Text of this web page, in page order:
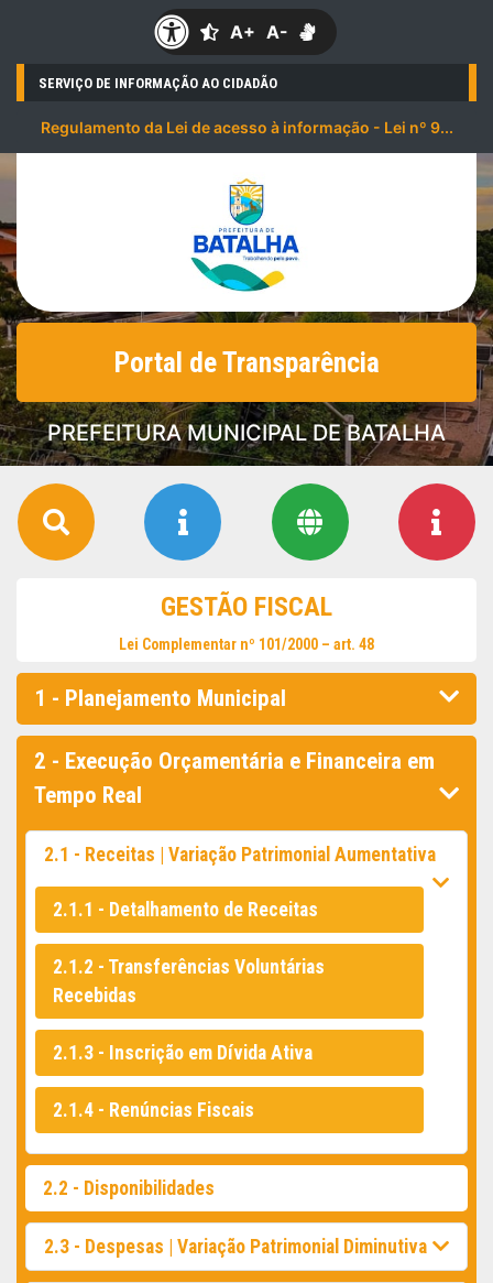
A+ A-
SERVIÇO DE INFORMAÇÃO AO CIDADÃO
Regulamento da Lei de acesso à informação - Lei nº 9...
Portal de Transparência
PREFEITURA MUNICIPAL DE BATALHA
GESTÃO FISCAL
Lei Complementar nº 101/2000 – art. 48
1 - Planejamento Municipal
2 - Execução Orçamentária e Financeira em
Tempo Real
2.1 - Receitas | Variação Patrimonial Aumentativa
2.1.1 - Detalhamento de Receitas
2.1.2 - Transferências Voluntárias
Recebidas
2.1.3 - Inscrição em Dívida Ativa
2.1.4 - Renúncias Fiscais
2.2 - Disponibilidades
2.3 - Despesas | Variação Patrimonial Diminutiva